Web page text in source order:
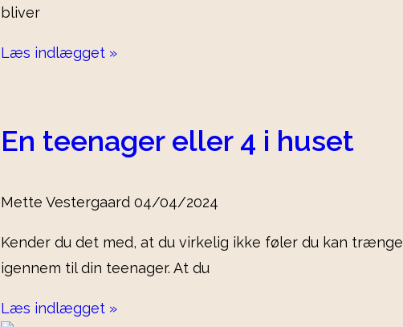
bliver
Læs indlægget »
En teenager eller 4 i huset
Mette Vestergaard 04/04/2024
Kender du det med, at du virkelig ikke føler du kan trænge
igennem til din teenager. At du
Læs indlægget »